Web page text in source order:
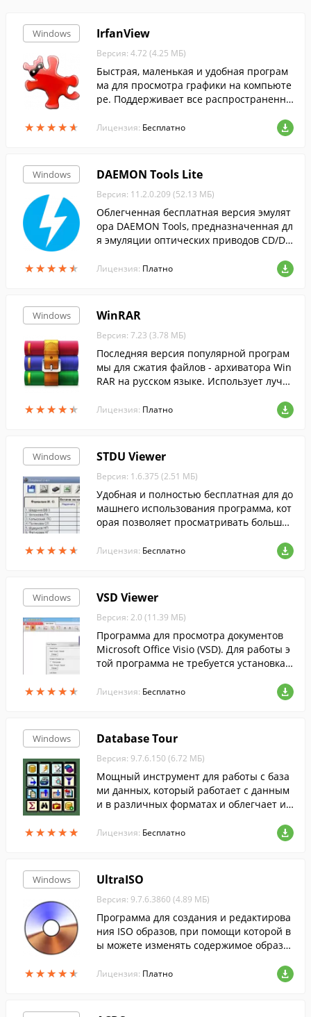
Windows
★★★★★
★★★★★
IrfanView
Версия: 4.72 (4.25 МБ)
Быстрая, маленькая и удобная програм
ма для просмотра графики на компьюте
ре. Поддерживает все распространенны
Лицензия: Бесплатно
Windows
★★★★★
★★★★★
DAEMON Tools Lite
Версия: 11.2.0.209 (52.13 МБ)
Облегченная бесплатная версия эмулят
ора DAEMON Tools, предназначенная дл
я эмуляции оптических приводов CD/DV
Лицензия: Платно
Windows
★★★★★
★★★★★
WinRAR
Версия: 7.23 (3.78 МБ)
Последняя версия популярной програм
мы для сжатия файлов - архиватора Win
RAR на русском языке. Использует лучш
Лицензия: Платно
Windows
★★★★★
★★★★★
STDU Viewer
Версия: 1.6.375 (2.51 МБ)
Удобная и полностью бесплатная для до
машнего использования программа, кот
орая позволяет просматривать большое
иксов.
Лицензия: Бесплатно
Windows
★★★★★
★★★★★
VSD Viewer
Версия: 2.0 (11.39 МБ)
Программа для просмотра документов
Microsoft Office Visio (VSD). Для работы э
той программа не требуется установка
позволяет открывать, просматрива...
Лицензия: Бесплатно
Windows
★★★★★
★★★★★
Database Tour
Версия: 9.7.6.150 (6.72 МБ)
Мощный инструмент для работы с база
ми данных, который работает с данным
и в различных форматах и облегчает ил
ьзуемые операции с базами данных.
Лицензия: Бесплатно
Windows
★★★★★
★★★★★
UltraISO
Версия: 9.7.6.3860 (4.89 МБ)
Программа для создания и редактирова
ния ISO образов, при помощи которой в
ы можете изменять содержимое образо
ь ISO-файлы с жесткого диска.
Лицензия: Платно